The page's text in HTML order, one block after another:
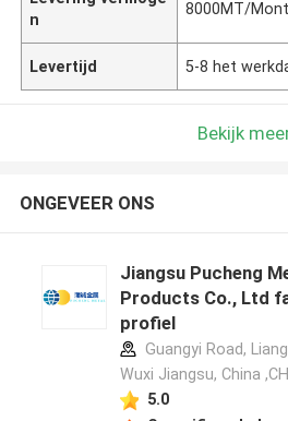
n
8000MT/
Levertijd 5-8 het
Bekijk
ONGEVEER ONS
Jiangsu Pucheng
Products Co., Ltd
profiel
Guangyi Road,
Wuxi Jiangsu, China
5.0